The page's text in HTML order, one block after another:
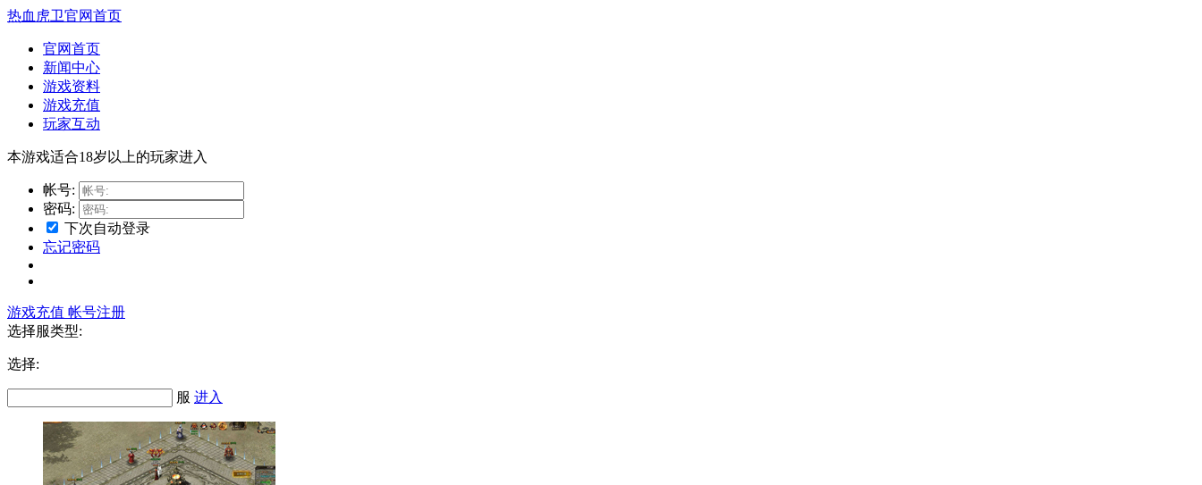
热血虎卫官网首页
官网首页
新闻中心
游戏资料
游戏充值
玩家互动
本游戏适合18岁以上的玩家进入
帐号:
密码:
下次自动登录
忘记密码
游戏充值 帐号注册
选择服类型:
选择:
服 进入